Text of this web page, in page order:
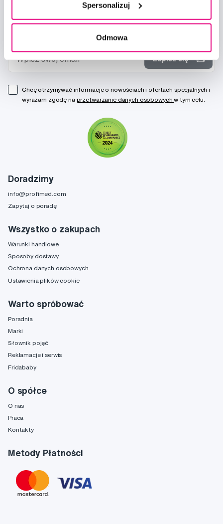
Spersonalizuj
Odmowa
Doradzimy
info@profimed.com
Zapytaj o poradę
Wszystko o zakupach
Warunki handlowe
Sposoby dostawy
Ochrona danych osobowych
Ustawienia plików cookie
Warto spróbować
Poradnia
Marki
Słownik pojęć
Reklamacje i serwis
Fridababy
O spółce
O nas
Praca
Kontakty
Metody Płatności
Zapisz się
Chcę otrzymywać informacje o nowościach i ofertach specjalnych i
wyrażam zgodę na przetwarzanie danych osobowychw tym celu.